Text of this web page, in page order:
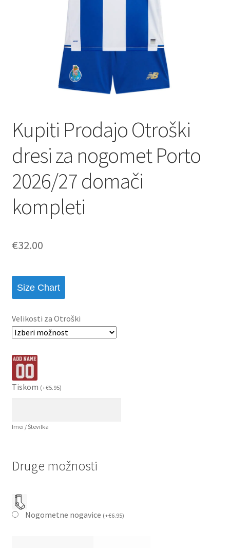
Kupiti Prodajo Otroški
dresi za nogomet Porto
2026/27 domači
kompleti
€32.00
Size Chart
Velikosti za Otroški
Tiskom (+€5.95)
Imei / Številka
Druge možnosti
Nogometne nogavice (+€6.95)